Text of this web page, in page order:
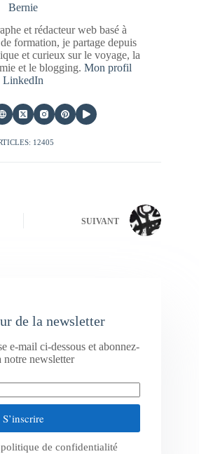
Bernie
et rédacteur web basé à
formation, je partage depuis
et curieux sur le voyage, la
et le blogging. Mon profil
LinkedIn
12405
SUIVANT
de la newsletter
e-mail ci-dessous et abonnez-
notre newsletter
S’inscrire
politique de confidentialité